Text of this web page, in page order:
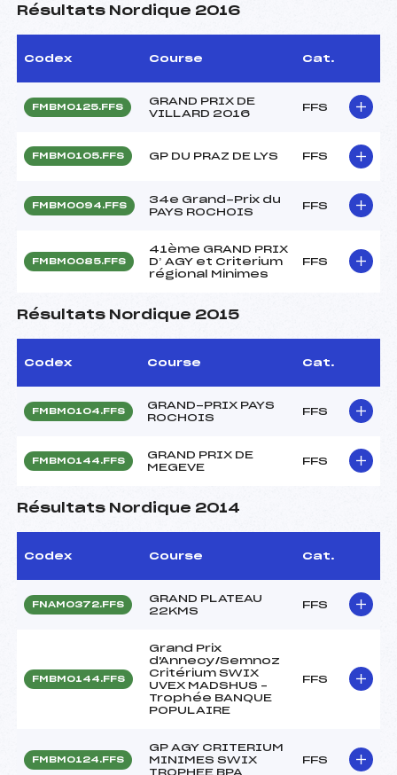
Résultats Nordique 2016
Codex Course Cat.
FMBM0125.FFS
GRAND PRIX DE
VILLARD 2016
FFS
FMBM0105.FFS GP DU PRAZ DE LYS FFS
FMBM0094.FFS
34e Grand-Prix du
PAYS ROCHOIS
FFS
FMBM0085.FFS
41ème GRAND PRIX
D’ AGY et Criterium
régional Minimes
FFS
Résultats Nordique 2015
Codex Course Cat.
FMBM0104.FFS
GRAND-PRIX PAYS
ROCHOIS
FFS
FMBM0144.FFS
GRAND PRIX DE
MEGEVE
FFS
Résultats Nordique 2014
Codex Course Cat.
FNAM0372.FFS
GRAND PLATEAU
22KMS
FFS
FMBM0144.FFS
Grand Prix
d'Annecy/Semnoz
Critérium SWIX
UVEX MADSHUS –
Trophée BANQUE
POPULAIRE
FFS
FMBM0124.FFS
GP AGY CRITERIUM
MINIMES SWIX
TROPHEE BPA
FFS